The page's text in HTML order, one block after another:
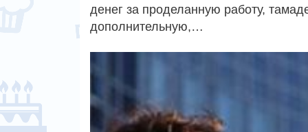
денег за проделанную работу,
дополнительную,…